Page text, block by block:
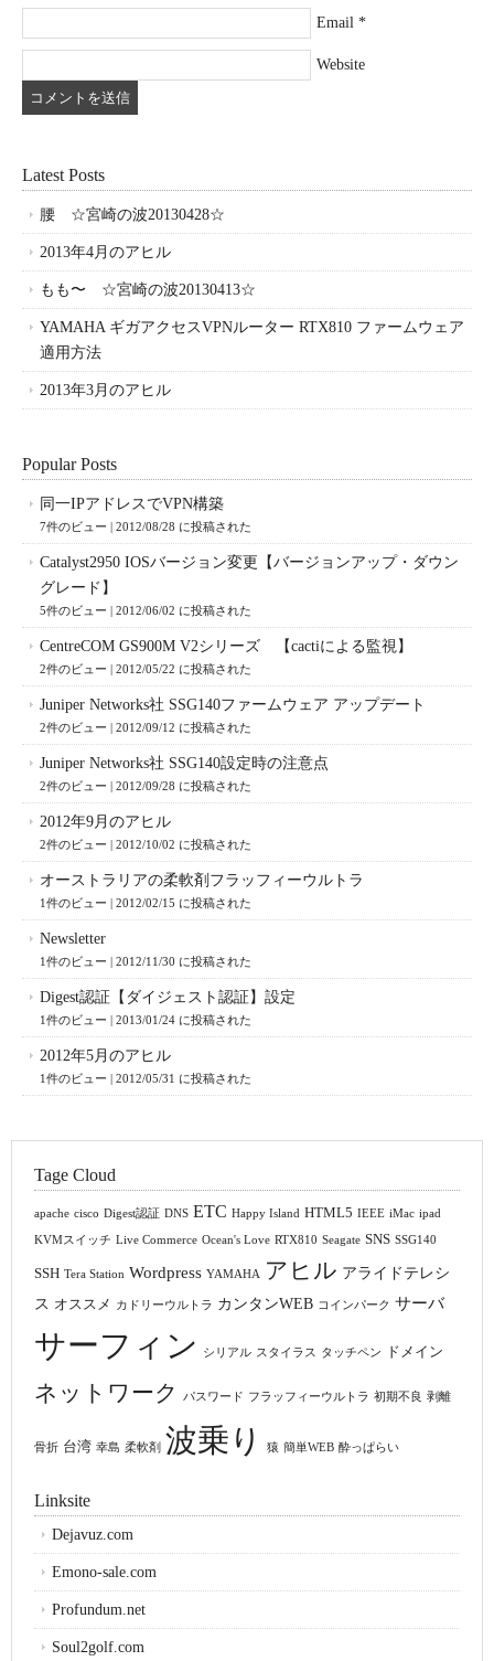
Email *
Website
Latest Posts
腰 ☆宮崎の波20130428☆
2013年4月のアヒル
もも〜 ☆宮崎の波20130413☆
YAMAHA ギガアクセスVPNルーター RTX810 ファームウェア
適用方法
2013年3月のアヒル
Popular Posts
同一IPアドレスでVPN構築
7件のビュー | 2012/08/28 に投稿された
Catalyst2950 IOSバージョン変更【バージョンアップ・ダウン
グレード】
5件のビュー | 2012/06/02 に投稿された
CentreCOM GS900M V2シリーズ 【cactiによる監視】
2件のビュー | 2012/05/22 に投稿された
Juniper Networks社 SSG140ファームウェア アップデート
2件のビュー | 2012/09/12 に投稿された
Juniper Networks社 SSG140設定時の注意点
2件のビュー | 2012/09/28 に投稿された
2012年9月のアヒル
2件のビュー | 2012/10/02 に投稿された
オーストラリアの柔軟剤フラッフィーウルトラ
1件のビュー | 2012/02/15 に投稿された
Newsletter
1件のビュー | 2012/11/30 に投稿された
Digest認証【ダイジェスト認証】設定
1件のビュー | 2013/01/24 に投稿された
2012年5月のアヒル
1件のビュー | 2012/05/31 に投稿された
Tage Cloud
apache cisco Digest認証 DNS ETC Happy Island HTML5 IEEE iMac ipad
KVMスイッチ Live Commerce Ocean's Love RTX810 Seagate SNS SSG140
SSH Tera Station Wordpress YAMAHA アヒル アライドテレシ
ス オススメ カドリーウルトラ カンタンWEB コインパーク サーバ
サーフィン シリアル スタイラス タッチペン ドメイン
ネットワーク パスワード フラッフィーウルトラ 初期不良 剥離
骨折 台湾 幸島 柔軟剤 波乗り 猿 簡単WEB 酔っぱらい
Linksite
Dejavuz.com
Emono-sale.com
Profundum.net
Soul2golf.com